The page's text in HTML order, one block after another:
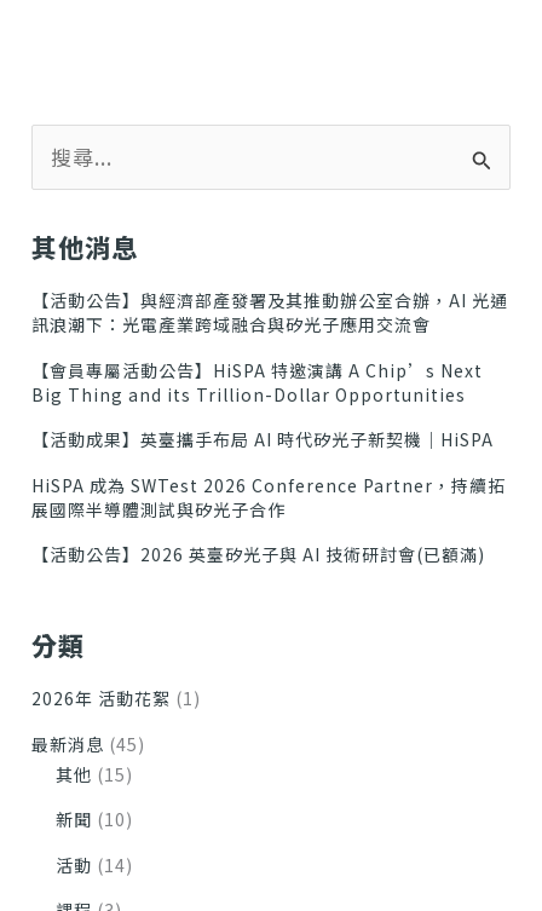
鍵
字
其他消息
【活動公告】與經濟部產發署及其推動辦公室合辦，AI 光通
訊浪潮下：光電產業跨域融合與矽光子應用交流會
【會員專屬活動公告】HiSPA 特邀演講 A Chip’s Next
Big Thing and its Trillion-Dollar Opportunities
【活動成果】英臺攜手布局 AI 時代矽光子新契機｜HiSPA
HiSPA 成為 SWTest 2026 Conference Partner，持續拓
展國際半導體測試與矽光子合作
【活動公告】2026 英臺矽光子與 AI 技術研討會(已額滿)
分類
2026年 活動花絮 (1)
最新消息 (45)
其他 (15)
新聞 (10)
活動 (14)